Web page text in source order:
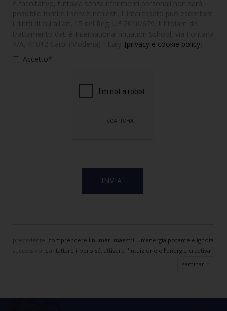
[privacy e cookie policy]
Accetto*
precedente: comprendere i numeri maestri: un’energia potente e ignota
contattare il vero sé, attivare l'intuizione e l’energia creativa
seminari